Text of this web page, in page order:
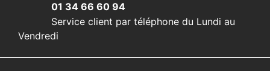
01 34 66 60 94
Service client par téléphone du Lundi au
Vendredi